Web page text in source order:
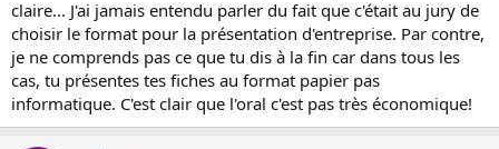
claire... J'ai jamais entendu parler du fait que c'était au jury de
choisir le format pour la présentation d'entreprise. Par contre,
je ne comprends pas ce que tu dis à la fin car dans tous les
cas, tu présentes tes fiches au format papier pas
informatique. C'est clair que l'oral c'est pas très économique!